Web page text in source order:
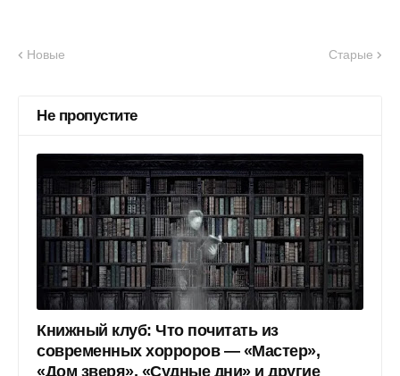
Новые Старые
Не пропустите
Книжный клуб: Что почитать из
современных хорроров — «Мастер»,
«Дом зверя», «Судные дни» и другие